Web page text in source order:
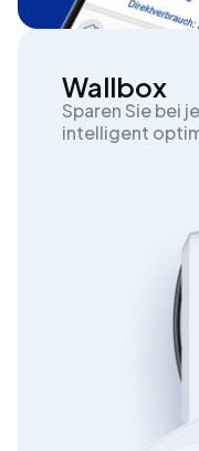
Wallbox
Sparen Sie bei
intelligent